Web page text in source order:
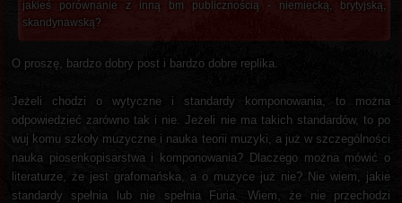
jakieś porównanie z inną bm publicznością - niemiecką, brytyjską,
skandynawską?
O proszę, bardzo dobry post i bardzo dobre replika.
Jeżeli chodzi o wytyczne i standardy komponowania, to można
odpowiedzieć zarówno tak i nie. Jeżeli nie ma takich standardów, to po
wuj komu szkoły muzyczne i nauka teorii muzyki, a już w szczególności
nauka piosenkopisarstwa i komponowania? Dlaczego można mówić o
literaturze, że jest grafomańska, a o muzyce już nie? Nie wiem, jakie
standardy spełnia lub nie spełnia Furia. Wiem, że nie przechodzi